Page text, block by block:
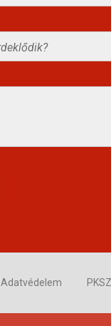
Adatvédelem PKSZ